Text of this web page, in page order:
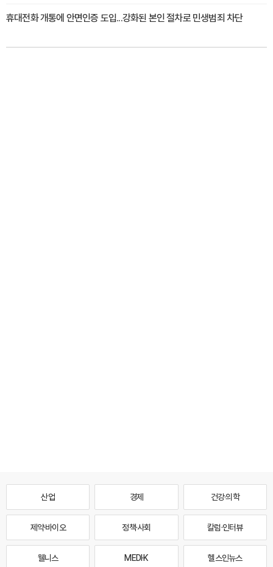
휴대전화 개통에 안면인증 도입...강화된 본인 절차로 민생범죄 차단
산업 경제 건강·의학
제약·바이오 정책·사회 칼럼·인터뷰
웰니스 MEDI·K 헬스인뉴스